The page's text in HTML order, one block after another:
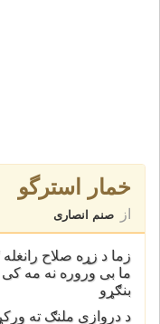
خمار استرگو
از صنم انصاری
زما د زړه صلاح رانغله
ما بی وروره نه مه
بنګړو
د دروازی ملنګ ته